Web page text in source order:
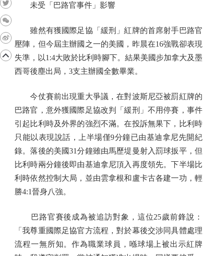
未受「巴路官事件」影響
雖然有獲國際足協「緩刑」紅牌的首席射手巴路官
壓陣，但今屆主辦國之一的美國，昨晨在16強戰卻表現
失準，以1:4大敗於比利時腳下。結果美國步加拿大及墨
西哥後塵出局，3支主辦國全數畢業。
今仗賽前出現重大爭議，在對波斯尼亞被罰紅牌的
巴路官，意外獲國際足協改判「緩刑」不用停賽，事件
引起比利時及外界的強烈不滿。在投訴無果下，比利時
只能以表現說話，上半場僅9分鐘已由基迪拿尼先開紀
錄。落後的美國31分鐘雖由馬歷堤曼射入罰球扳平，但
比利時兩分鐘後即由基迪拿尼頂入再度領先。下半場比
利時依然控制大局，並由雲拿根和盧卡古各建一功，輕
勝4:1晉身八強。
巴路官賽後成為被追訪對象，這位25歲前鋒說：
「我尊重國際足協官方流程，對於幕後交涉同具體處理
流程一無所知。作為職業球員，喺球場上被出示紅牌